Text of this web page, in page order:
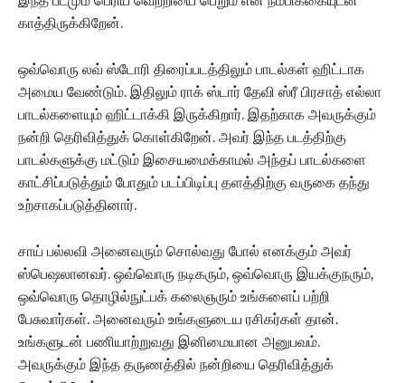
காத்திருக்கிறேன்.
ஒவ்வொரு லவ் ஸ்டோரி திரைப்படத்திலும் பாடல்கள் ஹிட்டாக
அமைய வேண்டும். இதிலும் ராக் ஸ்டார் தேவி ஸ்ரீ பிரசாத் எல்லா
பாடல்களையும் ஹிட்டாக்கி இருக்கிறார். இதற்காக அவருக்கும்
நன்றி தெரிவித்துக் கொள்கிறேன். அவர் இந்த படத்திற்கு
பாடல்களுக்கு மட்டும் இசையமைக்காமல் அந்தப் பாடல்களை
காட்சிப்படுத்தும் போதும் படப்பிடிப்பு தளத்திற்கு வருகை தந்து
உற்சாகப்படுத்தினார்.
சாய் பல்லவி அனைவரும் சொல்வது போல் எனக்கும் அவர்
ஸ்பெஷலானவர். ஒவ்வொரு நடிகரும், ஒவ்வொரு இயக்குநரும்,
ஒவ்வொரு தொழில்நுட்பக் கலைஞரும் உங்களைப் பற்றி
பேசுவார்கள். அனைவரும் உங்களுடைய ரசிகர்கள் தான்.
உங்களுடன் பணியாற்றுவது இனிமையான அனுபவம்.
அவருக்கும் இந்த தருணத்தில் நன்றியை தெரிவித்துக்